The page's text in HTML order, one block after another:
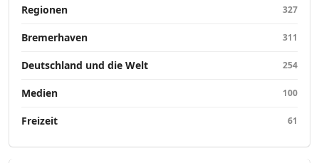
Regionen 327
Bremerhaven 311
Deutschland und die Welt 254
Medien 100
Freizeit 61